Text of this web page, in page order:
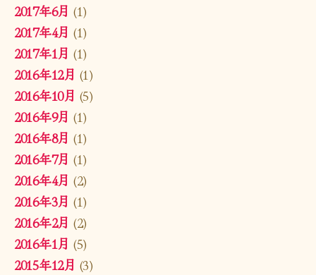
2017年6月 (1)
2017年4月 (1)
2017年1月 (1)
2016年12月 (1)
2016年10月 (5)
2016年9月 (1)
2016年8月 (1)
2016年7月 (1)
2016年4月 (2)
2016年3月 (1)
2016年2月 (2)
2016年1月 (5)
2015年12月 (3)